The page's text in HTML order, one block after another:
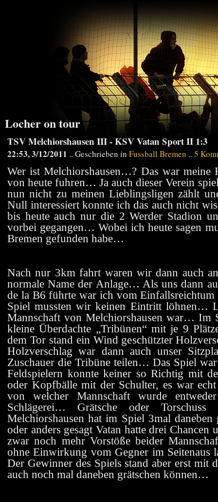
Locher on tour
TSV Melchiorshausen III - KSV Vatan Sport II 1:3
22:53, 3/12/2011 .. Geschrieben in Fussball Bremen .. 5
Wer ist Melchiorshausen…? Das war meine
von heute fuhren… Ja auch dieser Verein
nun nicht zu meinen Lieblingsligen zählt
Null interessiert konnte ich das auch nicht
bis heute auch nur die 2 Werder Stadion
vorbei gegangen… Wobei ich heute sagen
Bremen gefunden habe…
Nach nur 3km fahrt waren wir dann auch
normale Name der Anlage… Als uns dann
de la B6 führte war ich vom
Spiel mussten wir keinen Eintritt löhnen…
Mannschaft von Melchiorshausen war… Im
kleine Überdachte „Tribünen“ mit je 9
dem Tor stand ein Wind geschützter
Holzverschlag war dann auch unser
Zuschauer die Tribüne teilen… Das Spiel
Feldspielern konnte keiner so Richtig mit
oder Kopfbälle mit der Schulter, es war
von welcher Mannschaft wurde
Schlägerei… Grätsche oder
Melchiorshausen hat im Spiel 3mal
oder anders gesagt Vatan hatte drei
zwar noch mehr Vorstöße beider
ohne Einwirkung vom Gegner im
Der Gewinner des Spiels stand aber erst mit
auch noch mal daneben grätschen können…